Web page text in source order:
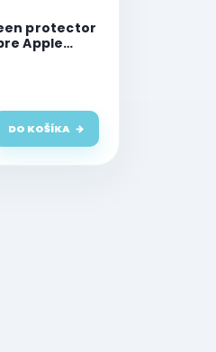
protector
Apple
DO KOŠÍKA